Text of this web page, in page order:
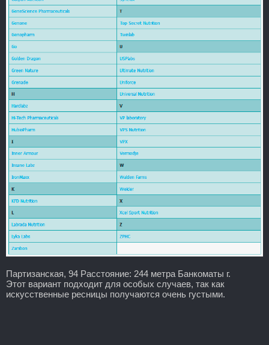
Партизанская, 94 Расстояние: 244 метра Банкоматы г.
Этот вариант подходит для особых случаев, так как
искусственные ресницы получаются очень густыми.